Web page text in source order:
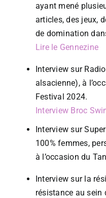
ayant mené
articles, des jeux,
de domination
Lire le Gennezine
Interview sur
alsacienne), à
Festival 2024.
Interview Broc
Interview sur
100% femmes,
à l’occasion du
Interview sur la
résistance au sein